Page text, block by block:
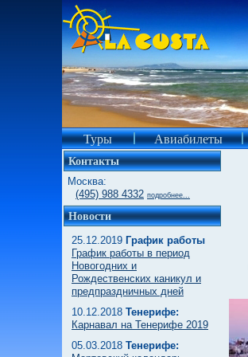
Туры Авиабилеты
Контакты
Москва:
(495) 988 4332 подробнее...
Новости
25.12.2019 График работы
График работы в период
Новогодних и
Рождественских каникул и
предпраздничных дней
10.12.2018 Тенерифе:
Карнавал на Тенерифе 2019
05.03.2018 Тенерифе: